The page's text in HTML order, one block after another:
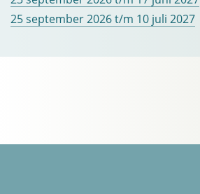
25 september 2026 t/m 10 juli 2027